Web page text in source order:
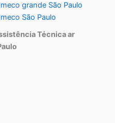
grande São Paulo
São Paulo
Técnica ar